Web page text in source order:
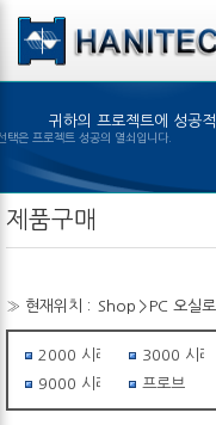
본문 바로가기
귀하의 프로젝트에 성공
제품의 선택은 프로젝트 성공의 열쇠입니
제품구매
» 현재위치 : Shop > PC 오실
2000 시리즈 3000 시리
9000 시리즈
프로브